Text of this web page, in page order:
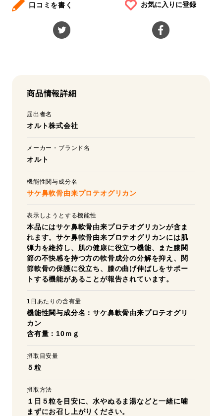
口コミを書く お気に入りに登録
商品情報詳細
届出者名
オルト株式会社
メーカー・ブランド名
オルト
機能性関与成分名
サケ鼻軟骨由来プロテオグリカン
表示しようとする機能性
本品にはサケ鼻軟骨由来プロテオグリカンが含ま
れます。サケ鼻軟骨由来プロテオグリカンには肌
弾力を維持し、肌の健康に役立つ機能、また膝関
節の不快感を持つ方の軟骨成分の分解を抑え、関
節軟骨の保護に役立ち、膝の曲げ伸ばしをサポー
トする機能があることが報告されています。
1日あたりの含有量
機能性関与成分名：サケ鼻軟骨由来プロテオグリ
カン
含有量：10ｍｇ
摂取目安量
５粒
摂取方法
１日５粒を目安に、水やぬるま湯などと一緒に噛
まずにお召し上がりください。